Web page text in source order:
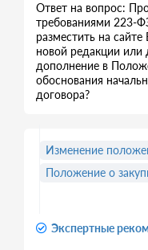
Ответ на вопрос:
требованиями 223-
разместить на
новой редакции или
дополнение в
обоснования
договора?
Экспертные
Изменение
Положение о